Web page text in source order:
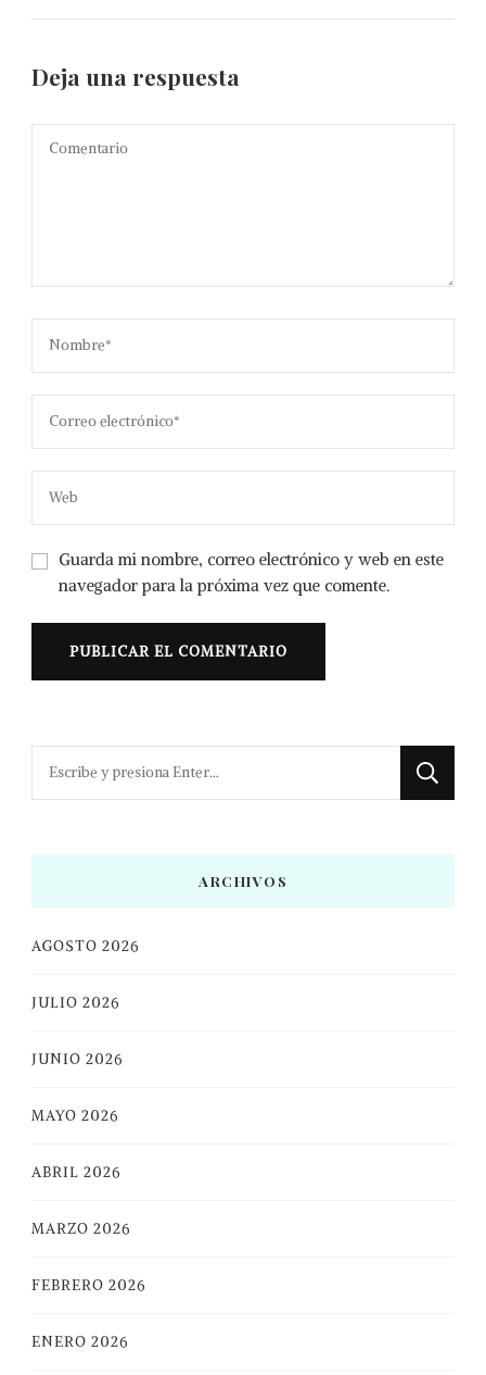
Deja una respuesta
Guarda mi nombre, correo electrónico y web en este
navegador para la próxima vez que comente.
¿Buscas
ARCHIVOS
AGOSTO 2026
JULIO 2026
JUNIO 2026
MAYO 2026
ABRIL 2026
MARZO 2026
FEBRERO 2026
ENERO 2026